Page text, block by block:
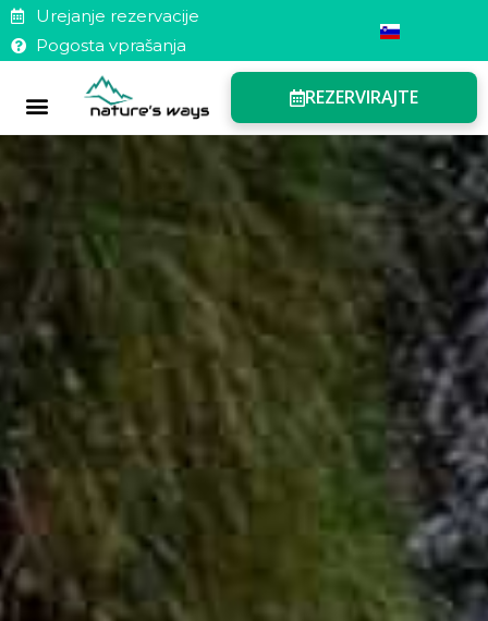
Urejanje rezervacije
Pogosta vprašanja
REZERVIRAJTE